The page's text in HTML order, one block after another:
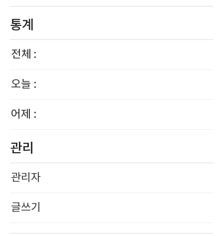
통계
전체 :
오늘 :
어제 :
관리
관리자
글쓰기